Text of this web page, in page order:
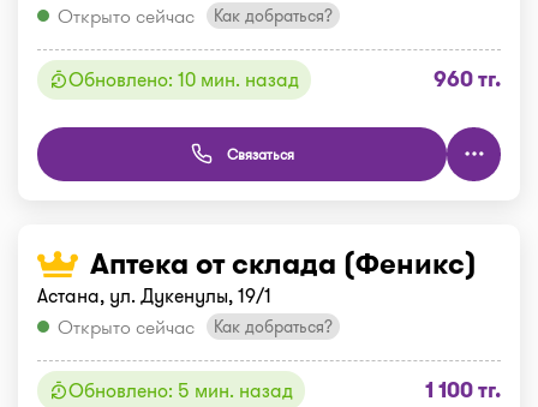
Открыто сейчас
Как добраться?
Обновлено: 10 мин. назад 960 тг.
Связаться
Аптека от склада (Феникс)
Астана, ул. Дукенулы, 19/1
Открыто сейчас
Как добраться?
Обновлено: 5 мин. назад 1 100 тг.